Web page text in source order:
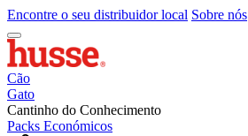
Encontre o seu distribuidor local Sobre nós
Cão
Gato
Cantinho do Conhecimento
Packs Económicos